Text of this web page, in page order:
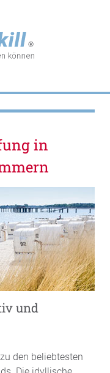
in
und
den beliebtesten